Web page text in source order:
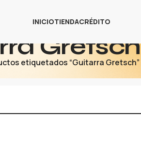
INICIOTIENDACRÉDITO
Gretsch
etiquetados “Guitarra Gretsch”